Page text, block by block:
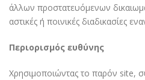
άλλων προστατευόμενων
αστικές ή ποινικές διαδικασίες
Περιορισμός ευθύνης
Χρησιμοποιώντας το παρόν site,